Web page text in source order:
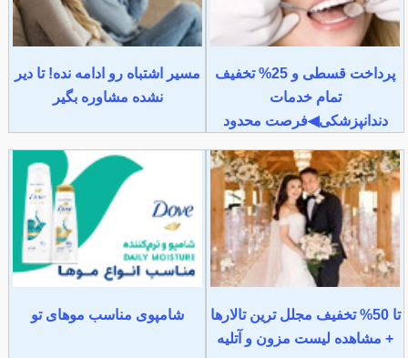
پرداخت قسطی و 25% تخفیف
تمام خدمات
دندانپزشکی◀فرصت محدود
مسیر اشتباه رو ادامه نده! تا دیر
نشده مشاوره بگیر
تا 50% تخفیف مجلل ترین تالارها
+ مشاهده لیست مزون و آتلیه
شامپوی مناسب موهای تو